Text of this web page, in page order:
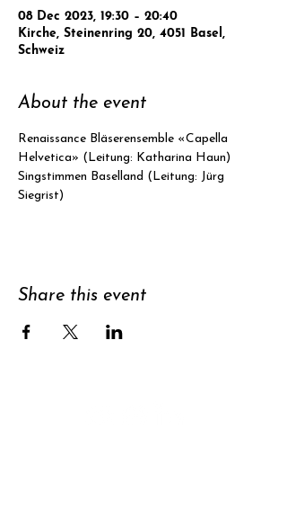
08 Dec 2023, 19:30 – 20:40
Kirche, Steinenring 20, 4051 Basel,
Schweiz
About the event
Renaissance Bläserensemble «Capella
Helvetica» (Leitung: Katharina Haun)
Singstimmen Baselland (Leitung: Jürg
Siegrist)
Share this event